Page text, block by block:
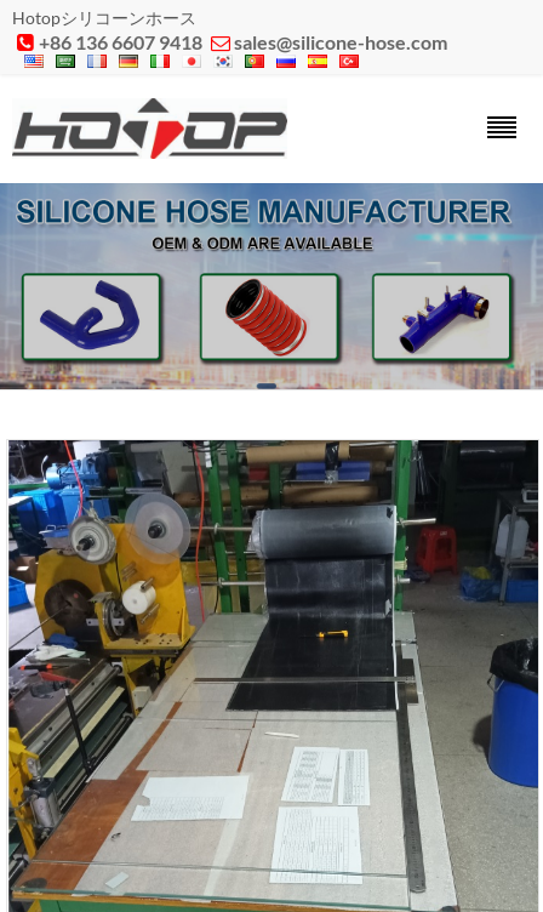
Hotopシリコーンホース
 +86 136 6607 9418  sales@silicone-hose.com